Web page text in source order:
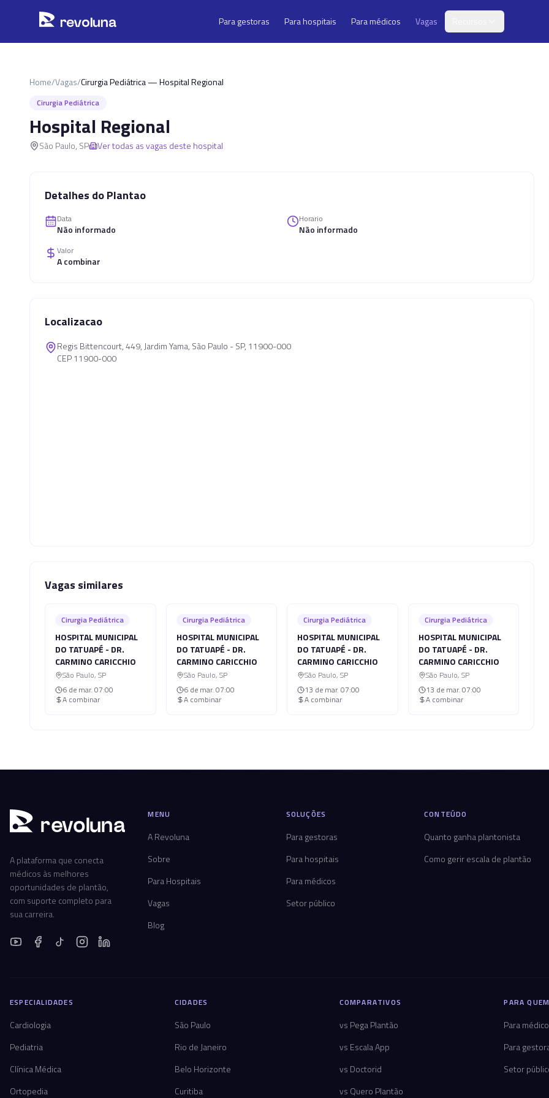
revoluna Para gestoras Para hospitais Para médicos Vagas
Home/Vagas/Cirurgia Pediátrica — Hospital Regional
Cirurgia Pediátrica
Hospital Regional
São Paulo, SP Ver todas as vagas deste hospital
Detalhes do Plantao
Data
Não informado
Horario
Não informado
Valor
A combinar
Localizacao
Regis Bittencourt, 449, Jardim Yama, São Paulo - SP, 11900-000
CEP 11900-000
Vagas similares
Cirurgia Pediátrica
HOSPITAL MUNICIPAL
DO TATUAPÉ - DR.
CARMINO CARICCHIO
São Paulo, SP
6 de mar. 07:00
A combinar
Cirurgia Pediátrica
HOSPITAL MUNICIPAL
DO TATUAPÉ - DR.
CARMINO CARICCHIO
São Paulo, SP
6 de mar. 07:00
A combinar
Cirurgia Pediátrica
HOSPITAL MUNICIPAL
DO TATUAPÉ - DR.
CARMINO CARICCHIO
São Paulo, SP
13 de mar. 07:00
A combinar
Cirurgia Pediátrica
HOSPITAL MUNICIPAL
DO TATUAPÉ - DR.
CARMINO CARICCHIO
São Paulo, SP
13 de mar. 07:00
A combinar
revoluna
A plataforma que conecta
médicos às melhores
oportunidades de plantão,
com suporte completo para
sua carreira.
MENU
A Revoluna
Sobre
Para Hospitais
Vagas
Blog
SOLUÇÕES
Para gestoras
Para hospitais
Para médicos
Setor público
CONTEÚDO
Quanto ganha plantonista
Como gerir escala de plantão
ESPECIALIDADES
Cardiologia
Pediatria
Clínica Médica
Ortopedia
CIDADES
São Paulo
Rio de Janeiro
Belo Horizonte
Curitiba
COMPARATIVOS
vs Pega Plantão
vs Escala App
vs Doctorid
vs Quero Plantão
PARA
Para
Para
Setor